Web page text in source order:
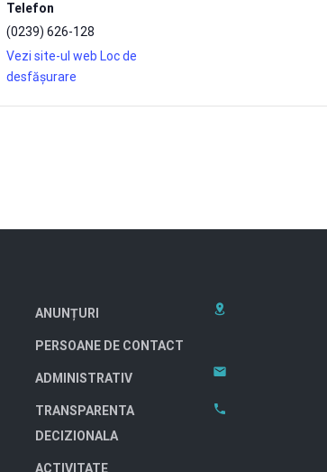
Telefon
(0239) 626-128
Vezi site-ul web Loc de
desfășurare
ANUNȚURI
PERSOANE DE CONTACT
ADMINISTRATIV
TRANSPARENTA
DECIZIONALA
ACTIVITATE